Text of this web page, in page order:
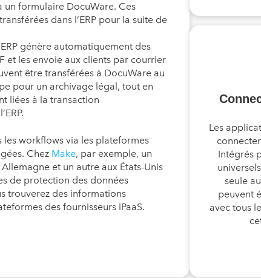
un formulaire DocuWare. Ces
dans l’ERP pour la suite de
génère automatiquement des
et les envoie aux clients par courrier
être transférées à DocuWare au
pour un archivage légal, tout en
liées à la transaction
les workflows via les plateformes
Chez Make, par exemple, un
et un autre aux États-Unis
de protection des données
trouverez des informations
des fournisseurs iPaaS.
Les
Intégrés
seule
peuvent
avec tous